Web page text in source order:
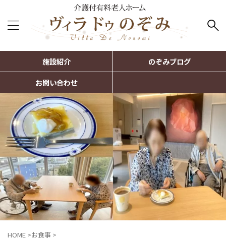
施設紹介
のぞみブログ
お問い合わせ
HOME >お食事 >